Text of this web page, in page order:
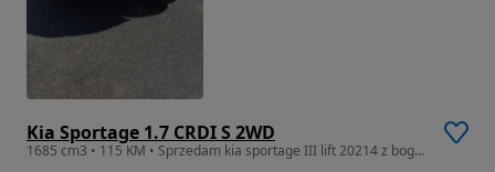
Kia Sportage 1.7 CRDI S 2WD
1685 cm3 • 115 KM • Sprzedam kia sportage III lift 20214 z bogatym wyposażeniem